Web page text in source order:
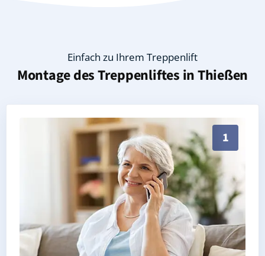
Einfach zu Ihrem Treppenlift
Montage des Treppenliftes inThießen
1
Persönliche Treppenlift-Beratung in Thießen 06862